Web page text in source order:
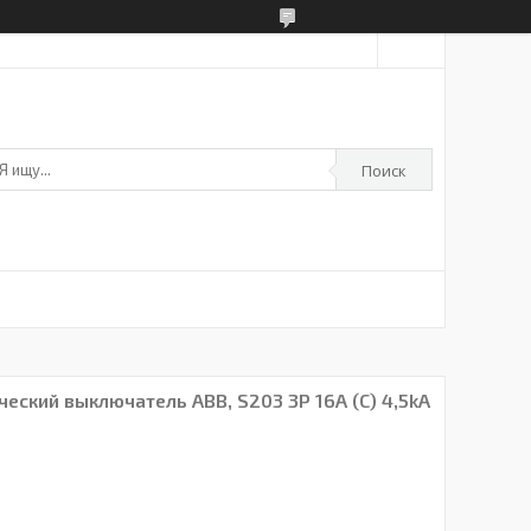
Поиск
выключатель ABB, S203 3P 16А (С) 4,5kA